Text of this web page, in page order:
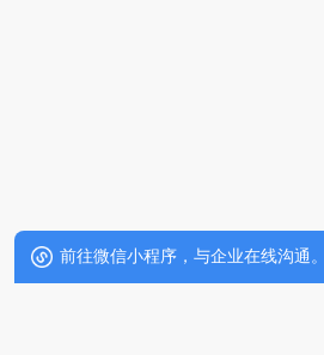
前往微信小程序，与企业在线沟通。